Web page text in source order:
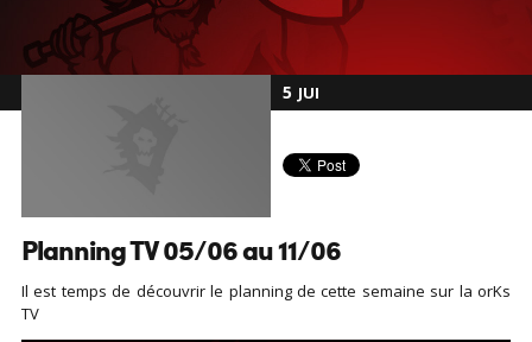
5 JUI
Planning TV 05/06 au 11/06
Il est temps de découvrir le planning de cette semaine sur la orKs
TV